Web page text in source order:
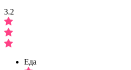
3.2
Еда